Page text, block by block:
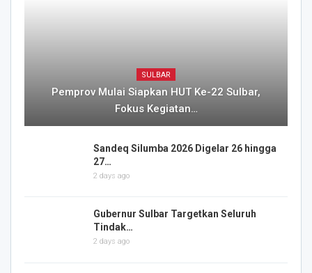
SULBAR
Pemprov Mulai Siapkan HUT Ke-22 Sulbar,
Fokus Kegiatan…
Sandeq Silumba 2026 Digelar 26 hingga
27…
2 days ago
Gubernur Sulbar Targetkan Seluruh
Tindak…
2 days ago